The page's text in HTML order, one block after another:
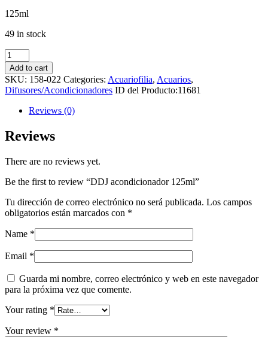
125ml
49 in stock
DDJ
acondicionador
125ml
quantity
Add to cart
SKU: 158-022 Categories: Acuariofilia, Acuarios,
Difusores/Acondicionadores ID del Producto:11681
Reviews (0)
Reviews
There are no reviews yet.
Be the first to review “DDJ acondicionador 125ml”
Tu dirección de correo electrónico no será publicada. Los campos
obligatorios están marcados con *
Name *
Email *
Guarda mi nombre, correo electrónico y web en este navegador
para la próxima vez que comente.
Your rating *
Your review *